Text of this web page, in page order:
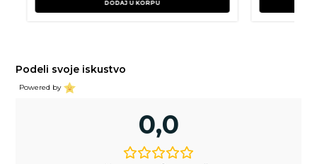
DODAJ U KORPU
Podeli svoje iskustvo
Powered by
0,0